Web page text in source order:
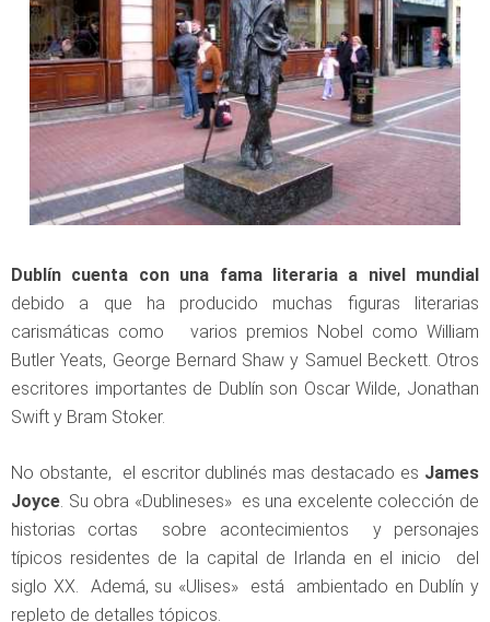
Dublín cuenta con una fama literaria a nivel mundial
debido a que ha producido muchas figuras literarias
carismáticas como varios premios Nobel como William
Butler Yeats, George Bernard Shaw y Samuel Beckett. Otros
escritores importantes de Dublín son Oscar Wilde, Jonathan
Swift y Bram Stoker.
No obstante, el escritor dublinés mas destacado es James
Joyce. Su obra «Dublineses» es una excelente colección de
historias cortas sobre acontecimientos y personajes
típicos residentes de la capital de Irlanda en el inicio del
siglo XX. Ademá, su «Ulises» está ambientado en Dublín y
repleto de detalles tópicos.